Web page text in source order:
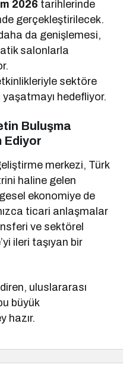
2026 tarihlerinde
gerçekleştirilecek.
da genişlemesi,
salonlarla
sektöre
hedefliyor.
Buluşma
Ediyor
merkezi, Türk
haline gelen
ekonomiye de
ticari anlaşmalar
ve sektörel
ileri taşıyan bir
uluslararası
büyük
hazır.